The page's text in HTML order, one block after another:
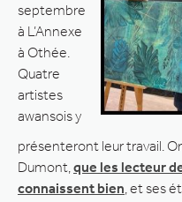
septembre
à L’Annexe
à Othée.
Quatre
artistes
awansois y
présenteront leur travail.
Dumont, que les lecteur
connaissent bien , et ses